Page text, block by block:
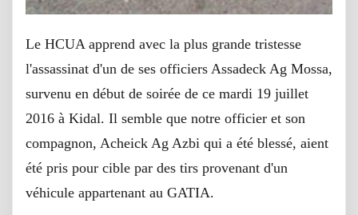
Le HCUA apprend avec la plus grande tristesse
l'assassinat d'un de ses officiers Assadeck Ag Mossa,
survenu en début de soirée de ce mardi 19 juillet
2016 à Kidal. Il semble que notre officier et son
compagnon, Acheick Ag Azbi qui a été blessé, aient
été pris pour cible par des tirs provenant d'un
véhicule appartenant au GATIA.